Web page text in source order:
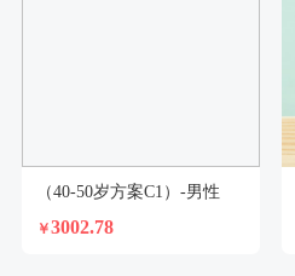
（40-50岁方案C1）-男性
￥3002.78